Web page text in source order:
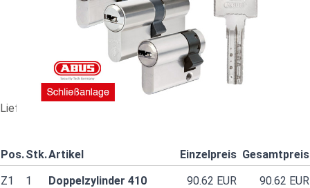
Dodací lhůta: 6-7 Werktage (zzgl. Versand)
Lieferzeit ca. 6-7 Werktage (zzgl. Versand)
Pos.Stk.Artikel Einzelpreis Gesamtpreis
Z1
1 Doppelzylinder 410 90.62 EUR 90.62 EUR